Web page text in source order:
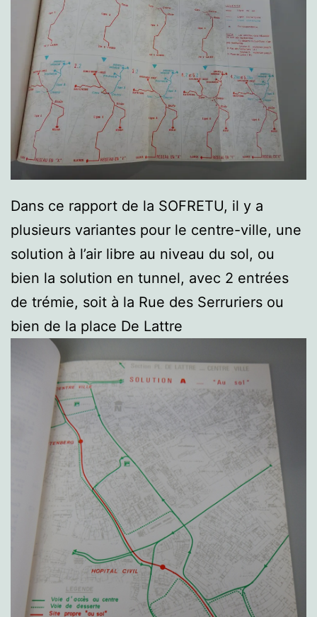
Dans ce rapport de la SOFRETU, il y a
plusieurs variantes pour le centre-ville, une
solution à l’air libre au niveau du sol, ou
bien la solution en tunnel, avec 2 entrées
de trémie, soit à la Rue des Serruriers ou
bien de la place De Lattre